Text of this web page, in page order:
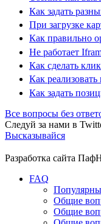
Как задать
При загрузке
Как правильно
Не работает
Как сделать
Как
Как задать
Все вопросы без
Следуй за нами в
Высказывайся
Разработка сайта
FAQ
Общие
Общие